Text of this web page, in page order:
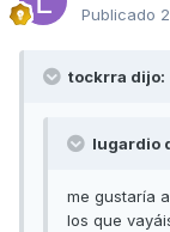
Publicado
tockrra dijo:
lugardio
me gustaría
los que